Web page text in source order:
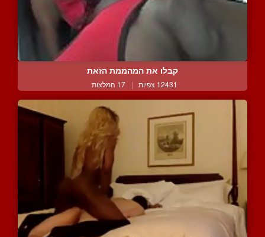
קבלו את המהממת הזאת
12431 צפיות | 17 המלצות